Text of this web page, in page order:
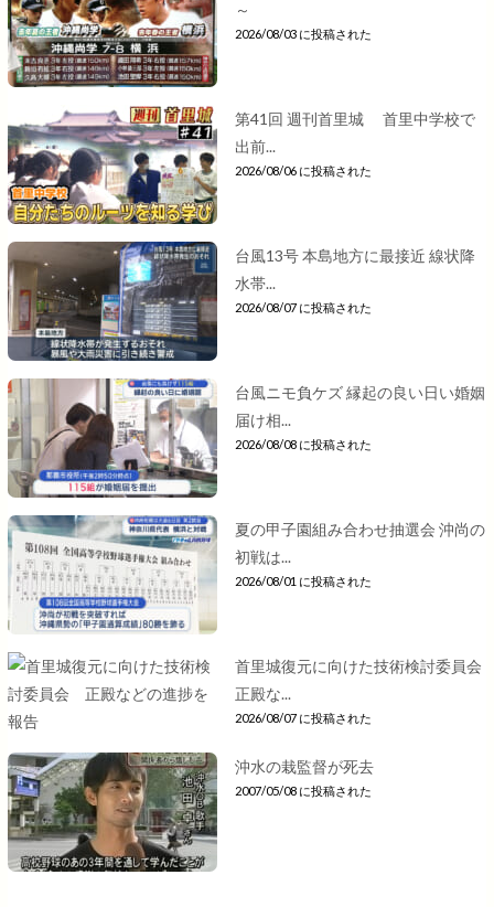
～
2026/08/03 に投稿された
第41回 週刊首里城 首里中学校で
出前...
2026/08/06 に投稿された
台風13号 本島地方に最接近 線状降
水帯...
2026/08/07 に投稿された
台風ニモ負ケズ 縁起の良い日い婚姻
届け相...
2026/08/08 に投稿された
夏の甲子園組み合わせ抽選会 沖尚の
初戦は...
2026/08/01 に投稿された
首里城復元に向けた技術検討委員会
正殿な...
2026/08/07 に投稿された
沖水の栽監督が死去
2007/05/08 に投稿された